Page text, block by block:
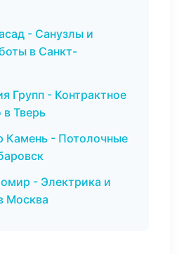
- Санузлы и
в Санкт-
Групп - Контрактное
в Тверь
Камень - Потолочные
- Электрика и
Москва